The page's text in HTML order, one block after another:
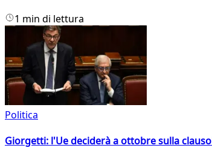
1 min di lettura
Politica
Giorgetti: l'Ue deciderà a ottobre sulla